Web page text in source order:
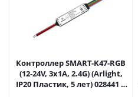
Контроллер SMART-K47-RGB
(12-24V, 3x1A, 2.4G) (Arlight,
IP20 Пластик, 5 лет) 028441 в